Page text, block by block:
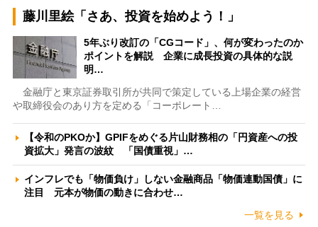
藤川里絵「さあ、投資を始めよう！」
5年ぶり改訂の「CGコード」、何が変わったのか
ポイントを解説 企業に成長投資の具体的な説
明…
金融庁と東京証券取引所が共同で策定している上場企業の経営
や取締役会のあり方を定める「コーポレート…
【令和のPKOか】GPIFをめぐる片山財務相の「円資産への投
資拡大」発言の波紋 「国債重視」…
インフレでも「物価負け」しない金融商品「物価連動国債」に
注目 元本が物価の動きに合わせ…
一覧を見る